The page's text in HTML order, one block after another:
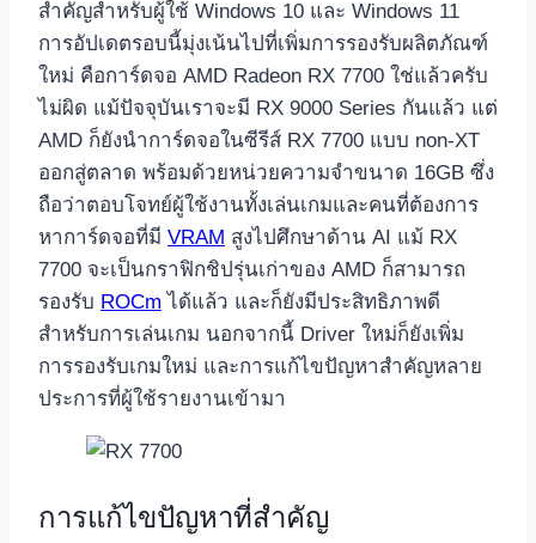
สำคัญสำหรับผู้ใช้ Windows 10 และ Windows 11
การอัปเดตรอบนี้มุ่งเน้นไปที่เพิ่มการรองรับผลิตภัณฑ์
ใหม่ คือการ์ดจอ AMD Radeon RX 7700 ใช่แล้วครับ
ไม่ผิด แม้ปัจจุบันเราจะมี RX 9000 Series กันแล้ว แต่
AMD ก็ยังนำการ์ดจอในซีรีส์ RX 7700 แบบ non-XT
ออกสู่ตลาด พร้อมด้วยหน่วยความจำขนาด 16GB ซึ่ง
ถือว่าตอบโจทย์ผู้ใช้งานทั้งเล่นเกมและคนที่ต้องการ
หาการ์ดจอที่มี VRAM สูงไปศึกษาด้าน AI แม้ RX
7700 จะเป็นกราฟิกชิปรุ่นเก่าของ AMD ก็สามารถ
รองรับ ROCm ได้แล้ว และก็ยังมีประสิทธิภาพดี
สำหรับการเล่นเกม นอกจากนี้ Driver ใหม่ก็ยังเพิ่ม
การรองรับเกมใหม่ และการแก้ไขปัญหาสำคัญหลาย
ประการที่ผู้ใช้รายงานเข้ามา
การแก้ไขปัญหาที่สำคัญ